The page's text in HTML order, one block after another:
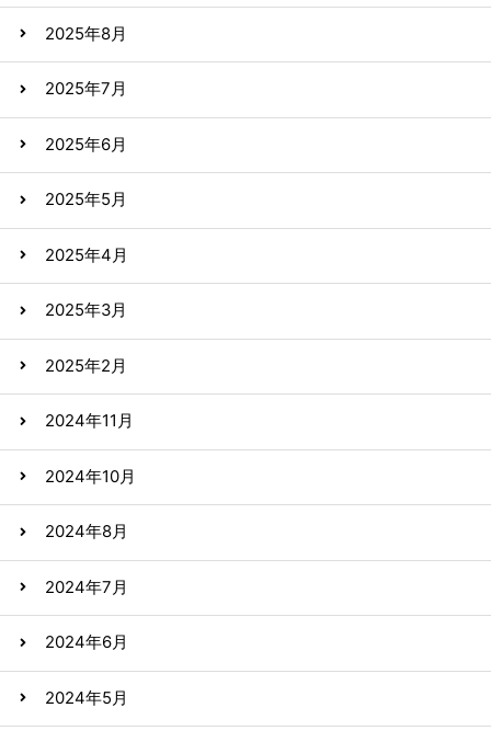
2025年8月
2025年7月
2025年6月
2025年5月
2025年4月
2025年3月
2025年2月
2024年11月
2024年10月
2024年8月
2024年7月
2024年6月
2024年5月